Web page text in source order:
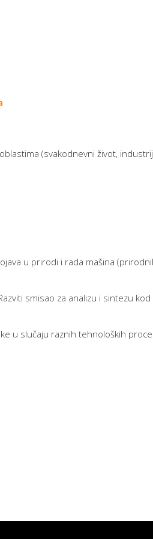
(svakodnevni život,
u prirodi i rada mašina
smisao za analizu i sintezu
u slučaju raznih tehnoloških